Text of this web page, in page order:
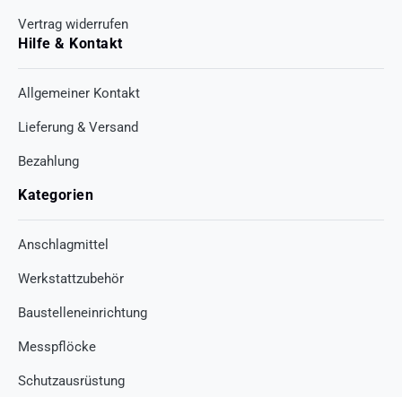
Vertrag widerrufen
Hilfe & Kontakt
Allgemeiner Kontakt
Lieferung & Versand
Bezahlung
Kategorien
Anschlagmittel
Werkstattzubehör
Baustelleneinrichtung
Messpflöcke
Schutzausrüstung